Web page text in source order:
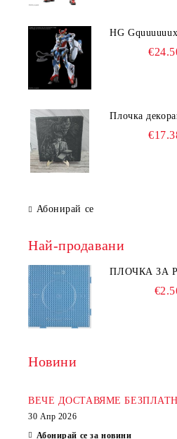
HG
Плочка
Абонирай се
Най-продавани
ПЛОЧКА ЗА
Новини
ВЕЧЕ ДОСТАВЯМЕ
30 Апр 2026
Абонирай се за новини